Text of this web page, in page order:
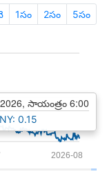
1సం 2సం 5సం
2026-08
సాయంత్రం 6:00
0.15